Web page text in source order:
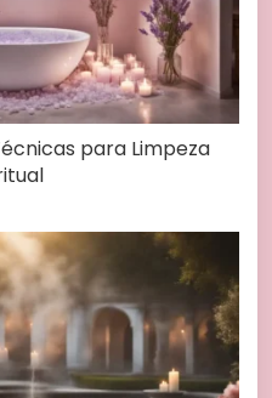
para Limpeza